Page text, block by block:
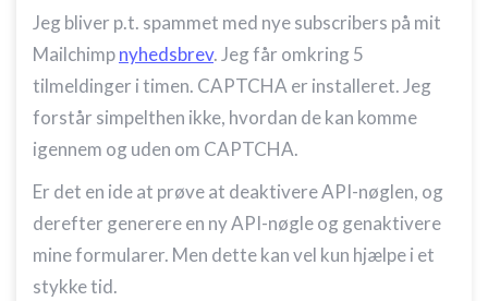
Jeg bliver p.t. spammet med nye subscribers på mit
Mailchimpnyhedsbrev. Jeg får omkring 5
tilmeldinger i timen. CAPTCHA er installeret. Jeg
forstår simpelthen ikke, hvordan de kan komme
igennem og uden om CAPTCHA.
Er det en ide at prøve at deaktivere API-nøglen, og
derefter generere en ny API-nøgle og genaktivere
mine formularer. Men dette kan vel kun hjælpe i et
stykke tid.